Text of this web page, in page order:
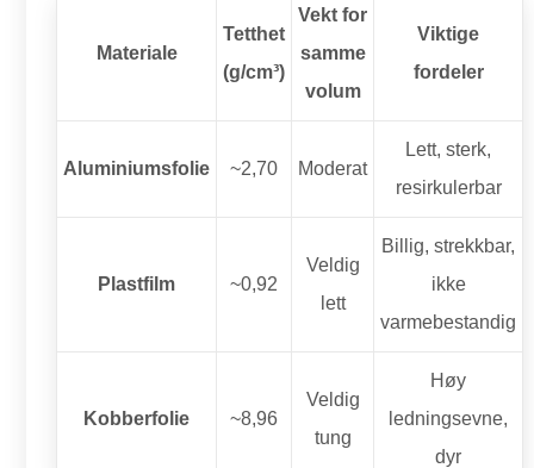
Materiale
Tetthet
(g/cm³)
Vekt for
samme
volum
Viktige
fordeler
Aluminiumsfolie ~2,70 Moderat
Lett, sterk,
resirkulerbar
Plastfilm ~0,92
Veldig
lett
Billig, strekkbar,
ikke
varmebestandig
Kobberfolie ~8,96
Veldig
tung
Høy
ledningsevne,
dyr